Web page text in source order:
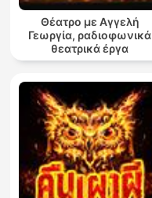
Θέατρο με Αγγελή
Γεωργία, ραδιοφωνικά
θεατρικά έργα